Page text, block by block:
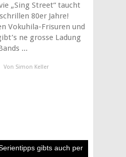
„Sing Street“ taucht
80er Jahre!
Vokuhila-Frisuren und
ne grosse Ladung
...
Von Simon Keller